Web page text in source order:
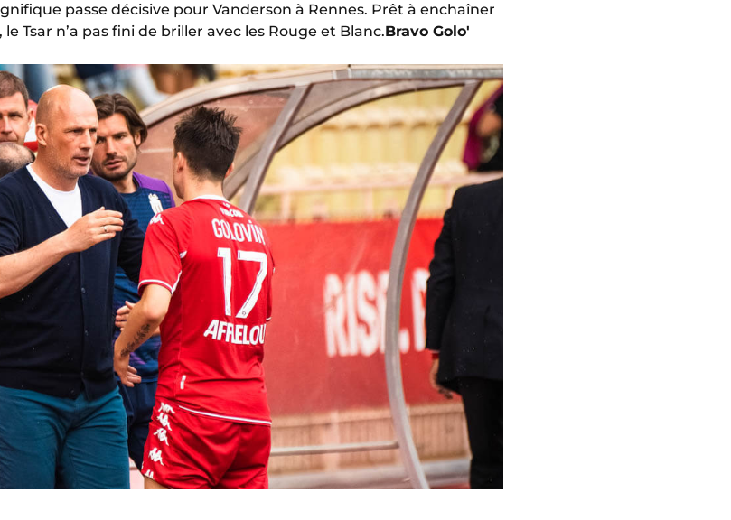
passe décisive pour Vanderson à Rennes. Prêt à enchaîner
Tsar n’a pas fini de briller avec les Rouge et Blanc.Bravo Golo'